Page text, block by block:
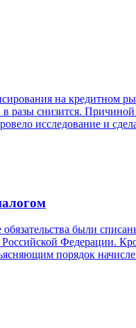
на кредитном
снизится.
исследование и
были
Федерации.
порядок